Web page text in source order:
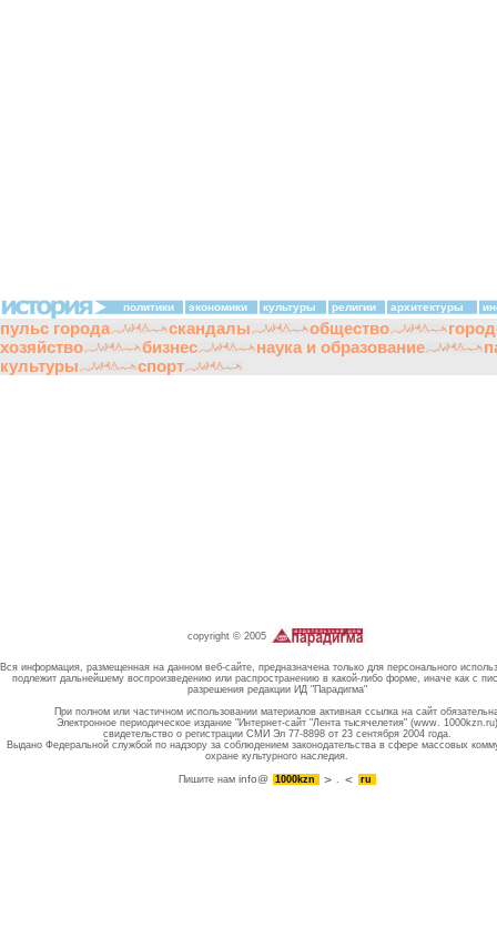
политики экономики культуры религии архитектуры
пульс города скандалы общество
хозяйство
бизнес наука и образование
культуры
спорт
copyright © 2005
Вся информация, размещенная на данном веб-сайте, предназначена только для персонального
подлежит дальнейшему воспроизведению или распространению в какой-либо форме, иначе как с
разрешения редакции ИД "Парадигма"
При полном или частичном использовании материалов активная ссылка на сайт
Электронное периодическое издание "Интернет-сайт "Лента тысячелетия" (www. 1000kzn.ru)
свидетельство о регистрации СМИ Эл 77-8898 от 23 сентября 2004 года.
Выдано Федеральной службой по надзору за соблюдением законодательства в сфере массовых
охране культурного наследия.
Пишите намinfo@ 1000kzn . ru